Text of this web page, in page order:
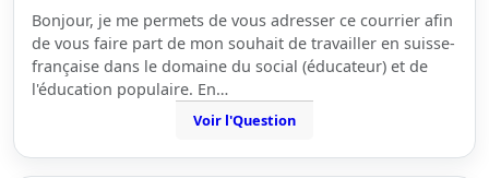
Bonjour, je me permets de vous adresser ce courrier afin
de vous faire part de mon souhait de travailler en suisse-
française dans le domaine du social (éducateur) et de
l'éducation populaire. En…
Voir l'Question